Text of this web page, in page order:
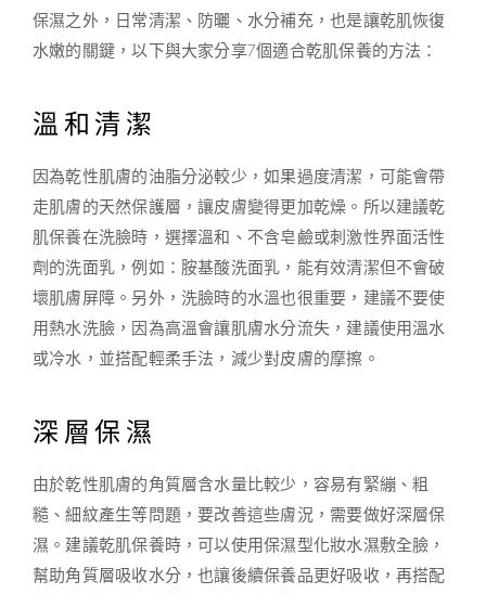
保濕之外，日常清潔、防曬、水分補充，也是讓乾肌恢復
水嫩的關鍵，以下與大家分享7個適合乾肌保養的方法：
溫和清潔
因為乾性肌膚的油脂分泌較少，如果過度清潔，可能會帶
走肌膚的天然保護層，讓皮膚變得更加乾燥。所以建議乾
肌保養在洗臉時，選擇溫和、不含皂鹼或刺激性界面活性
劑的洗面乳，例如：胺基酸洗面乳，能有效清潔但不會破
壞肌膚屏障。另外，洗臉時的水溫也很重要，建議不要使
用熱水洗臉，因為高溫會讓肌膚水分流失，建議使用溫水
或冷水，並搭配輕柔手法，減少對皮膚的摩擦。
深層保濕
由於乾性肌膚的角質層含水量比較少，容易有緊繃、粗
糙、細紋產生等問題，要改善這些膚況，需要做好深層保
濕。建議乾肌保養時，可以使用保濕型化妝水濕敷全臉，
幫助角質層吸收水分，也讓後續保養品更好吸收，再搭配